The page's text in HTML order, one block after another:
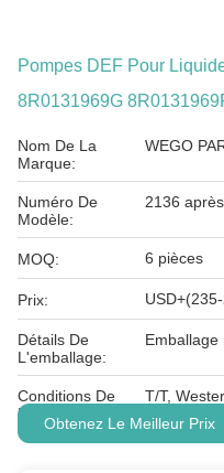
Pompes DEF Pour
8R0131969G
Nom De La
Marque:
WEGO
Numéro De
Modèle:
2136
MOQ: 6 pièces
Prix:
Détails De
L'emballage:
Conditions De
Paiement:
T/T,
Obtenez Le Meilleur Prix